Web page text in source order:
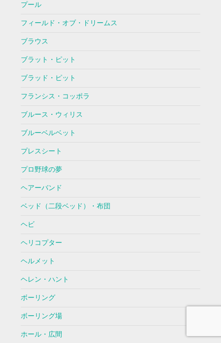
プール
フィールド・オブ・ドリームス
ブラウス
ブラット・ピット
ブラッド・ピット
フランシス・コッポラ
ブルース・ウィリス
ブルーベルベット
プレスシート
プロ野球の夢
ヘアーバンド
ベッド（二段ベッド）・布団
ヘビ
ヘリコプター
ヘルメット
ヘレン・ハント
ボーリング
ボーリング場
ホール・広間